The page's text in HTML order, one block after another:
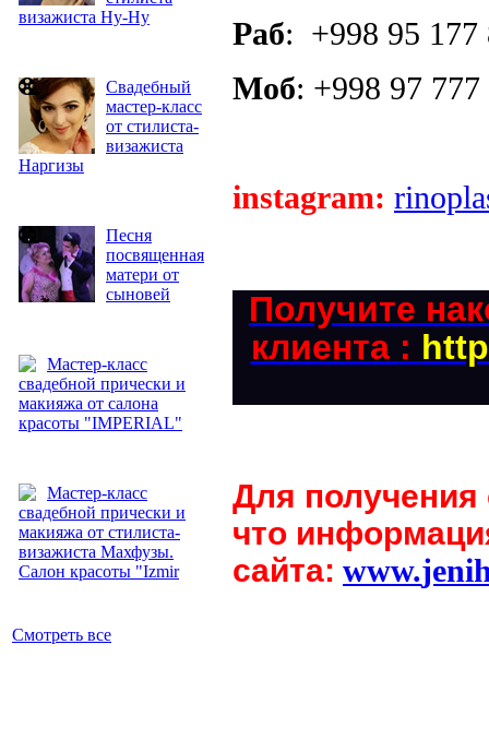
визажиста Ну-Ну
Свадебный
мастер-класс
от стилиста-
визажиста
Наргизы
Песня
посвященная
матери от
сыновей
Мастер-класс
свадебной прически и
макияжа от салона
красоты "IMPERIAL"
Мастер-класс
свадебной прически и
макияжа от стилиста-
визажиста Махфузы.
Салон красоты "Izmir
Смотреть все
Раб: +998 95 177
Моб: +998 97 777
instagram:
Получите
клиента :
Для
что
сайта: www.